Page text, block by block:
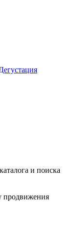
и поиска
продвижения